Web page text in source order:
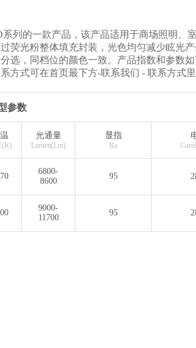
列的一款产品，该产品适用于商场照明、
荧光粉整体填充封装，光色均匀减少眩光
选，同档位的颜色一致。产品指数和参数
方式可在首页最下方-联系我们 - 联系方式
参数
光通量
Lumen(Lm)
显指
Ra
6800-
8600
95
9000-
11700
95